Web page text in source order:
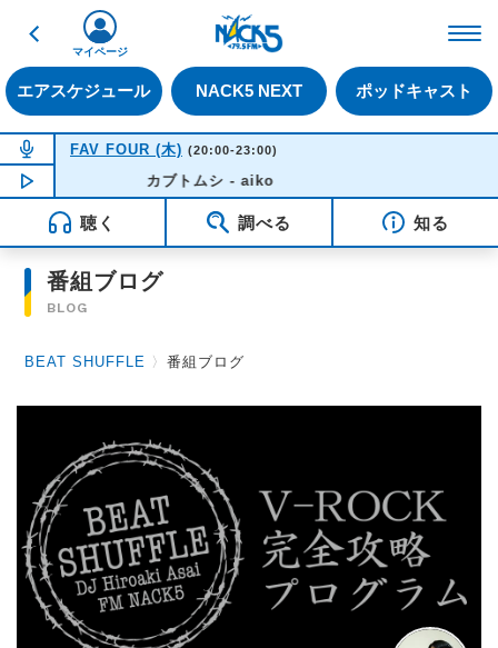
戻る
エアスケジュール NACK5 NEXT ポッドキャスト
マイページ
NOW ON AIR
FAV FOUR (木) (20:00-23:00)
NOW PLAYING21:10
カブトムシ - aiko
聴く 調べる 知る
番組ブログ
BLOG
BEAT SHUFFLE 〉番組ブログ